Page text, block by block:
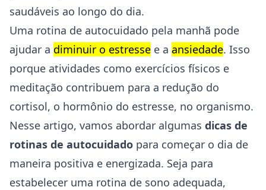
saudáveis ao longo do dia.
Uma rotina de autocuidado pela manhã pode
ajudar a diminuir o estresse e a ansiedade. Isso
porque atividades como exercícios físicos e
meditação contribuem para a redução do
cortisol, o hormônio do estresse, no organismo.
Nesse artigo, vamos abordar algumas dicas de
rotinas de autocuidado para começar o dia de
maneira positiva e energizada. Seja para
estabelecer uma rotina de sono adequada,